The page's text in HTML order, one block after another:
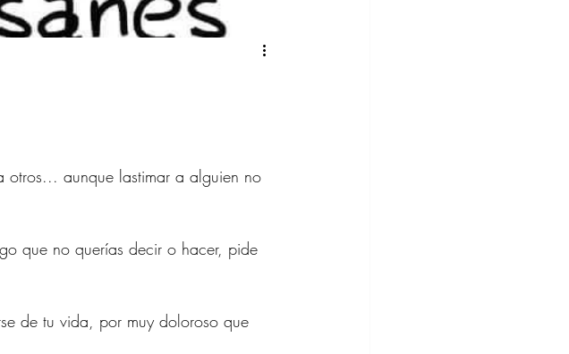
otros... aunque lastimar a alguien no
que no querías decir o hacer, pide
de tu vida, por muy doloroso que